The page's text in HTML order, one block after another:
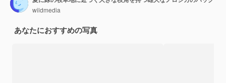
wildmedia
あなたにおすすめの写真